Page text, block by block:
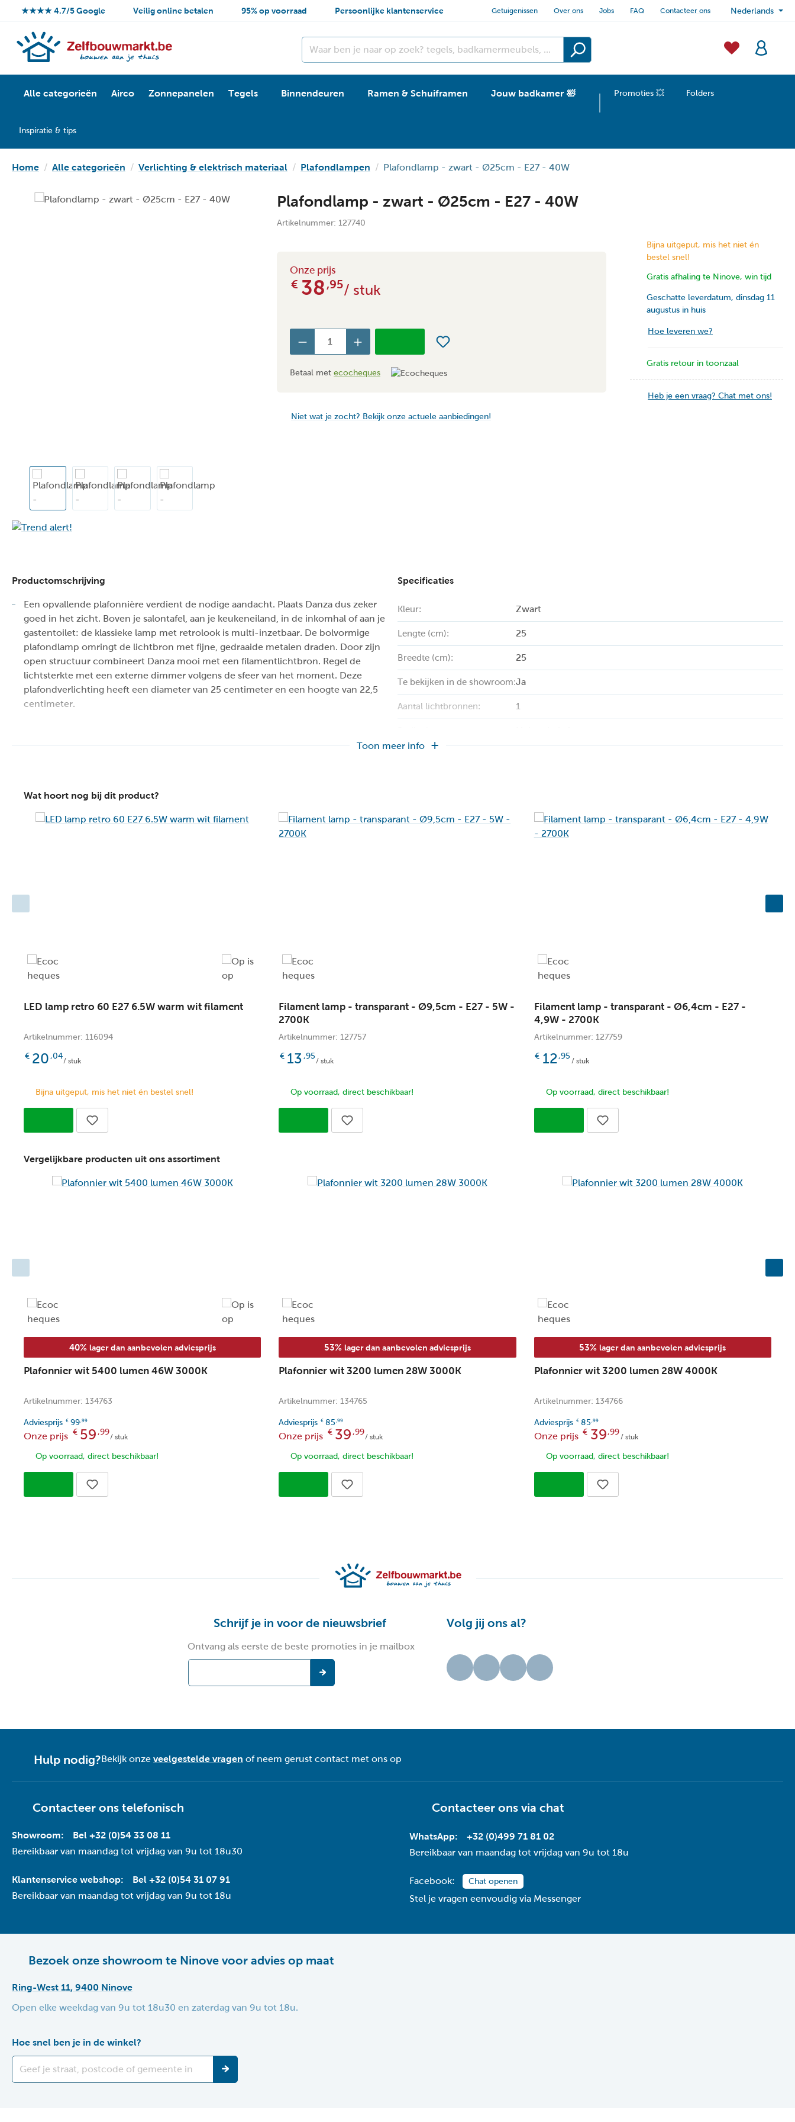
★★★★ 4.7/5 Google Veilig online betalen 95% op voorraad Persoonlijke klantenservice Getuigenissen Over ons Jobs FAQ Contacteer ons Nederlands
Alle categorieën Airco Zonnepanelen Tegels Binnendeuren Ramen & Schuiframen Jouw badkamer 🛀 Promoties 💥 Folders
Inspiratie & tips
Home Alle categorieën Verlichting & elektrisch materiaal Plafondlampen Plafondlamp - zwart - Ø25cm - E27 - 40W
Plafondlamp - zwart - Ø25cm - E27 - 40W
Artikelnummer: 127740
Onze prijs
€ 38 ,95/ stuk
Betaal met ecocheques
Niet wat je zocht? Bekijk onze actuele aanbiedingen!
Bijna uitgeput, mis het niet én
bestel snel!
Gratis afhaling te Ninove, win tijd
Geschatte leverdatum, dinsdag 11
augustus in huis
Hoe leveren we?
Gratis retour in toonzaal
Heb je een vraag? Chat met ons!
Productomschrijving
Een opvallende plafonnière verdient de nodige aandacht. Plaats Danza dus zeker
goed in het zicht. Boven je salontafel, aan je keukeneiland, in de inkomhal of aan je
gastentoilet: de klassieke lamp met retrolook is multi-inzetbaar. De bolvormige
plafondlamp omringt de lichtbron met fijne, gedraaide metalen draden. Door zijn
open structuur combineert Danza mooi met een filamentlichtbron. Regel de
lichtsterkte met een externe dimmer volgens de sfeer van het moment. Deze
plafondverlichting heeft een diameter van 25 centimeter en een hoogte van 22,5
centimeter.
Belangrijke productkenmerken:
Verbruik: 1x40W / 230V / Dimbaar (excl.)
Specificaties
Kleur: Zwart
Lengte (cm): 25
Breedte (cm): 25
Te bekijken in de showroom:Ja
Aantal lichtbronnen: 1
Neen
Materiaal:
Toon meer info
Wat hoort nog bij dit product?
LED lamp retro 60 E27 6.5W warm wit filament
Artikelnummer: 116094
€ 20,04
/ stuk
Bijna uitgeput, mis het niet én bestel snel!
Filament lamp - transparant - Ø9,5cm - E27 - 5W -
2700K
Artikelnummer: 127757
€ 13,95
/ stuk
Op voorraad, direct beschikbaar!
Filament lamp - transparant - Ø6,4cm - E27 -
4,9W - 2700K
Artikelnummer: 127759
€ 12,95
/ stuk
Op voorraad, direct beschikbaar!
Vergelijkbare producten uit ons assortiment
40% lager dan aanbevolen adviesprijs
Plafonnier wit 5400 lumen 46W 3000K
Artikelnummer: 134763
Adviesprijs € 99,99
Onze prijs € 59 ,99
/ stuk
Op voorraad, direct beschikbaar!
53% lager dan aanbevolen adviesprijs
Plafonnier wit 3200 lumen 28W 3000K
Artikelnummer: 134765
Adviesprijs € 85,99
Onze prijs € 39 ,99
/ stuk
Op voorraad, direct beschikbaar!
53%lager dan aanbevolen adviesprijs
Plafonnier wit 3200 lumen 28W 4000K
Artikelnummer: 134766
Adviesprijs € 85,99
Onze prijs € 39,99
/ stuk
Op voorraad, direct beschikbaar!
Schrijf je in voor de nieuwsbrief
Ontvang als eerste de beste promoties in je mailbox
Volg jij ons al?
Hulp nodig?Bekijk onze veelgestelde vragen of neem gerust contact met ons op
Contacteer ons telefonisch
Showroom:
Bel +32 (0)54 33 08 11
Bereikbaar van maandag tot vrijdag van 9u tot 18u30
Klantenservice webshop:
Bel +32 (0)54 31 07 91
Bereikbaar van maandag tot vrijdag van 9u tot 18u
Contacteer ons via chat
WhatsApp:
+32 (0)499 71 81 02
Bereikbaar van maandag tot vrijdag van 9u tot 18u
Facebook: Chat openen
Stel je vragen eenvoudig via Messenger
Bezoek onze showroom te Ninove voor advies op maat
Ring-West 11, 9400 Ninove
Open elke weekdag van 9u tot 18u30 en zaterdag van 9u tot 18u.
Hoe snel ben je in de winkel?